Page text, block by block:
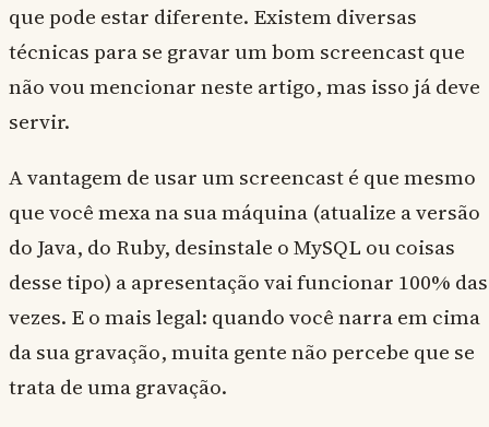
que pode estar diferente. Existem diversas
técnicas para se gravar um bom screencast que
não vou mencionar neste artigo, mas isso já deve
servir.
A vantagem de usar um screencast é que mesmo
que você mexa na sua máquina (atualize a versão
do Java, do Ruby, desinstale o MySQL ou coisas
desse tipo) a apresentação vai funcionar 100% das
vezes. E o mais legal: quando você narra em cima
da sua gravação, muita gente não percebe que se
trata de uma gravação.